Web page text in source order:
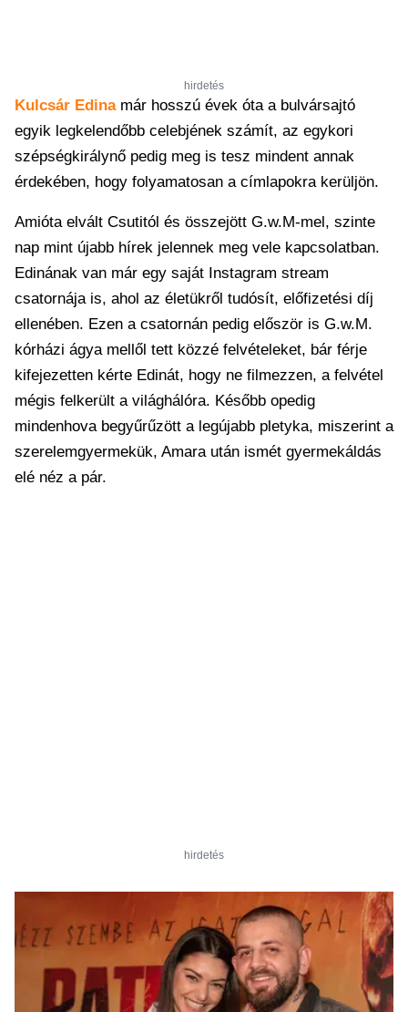
hirdetés
Kulcsár Edinamár hosszú évek óta a bulvársajtó
egyik legkelendőbb celebjének számít, az egykori
szépségkirálynő pedig meg is tesz mindent annak
érdekében, hogy folyamatosan a címlapokra kerüljön.
Amióta elvált Csutitól és összejött G.w.M-mel, szinte
nap mint újabb hírek jelennek meg vele kapcsolatban.
Edinának van már egy saját Instagram stream
csatornája is, ahol az életükről tudósít, előfizetési díj
ellenében. Ezen a csatornán pedig először is G.w.M.
kórházi ágya mellől tett közzé felvételeket, bár férje
kifejezetten kérte Edinát, hogy ne filmezzen, a felvétel
mégis felkerült a világhálóra. Később opedig
mindenhova begyűrűzött a legújabb pletyka, miszerint a
szerelemgyermekük, Amara után ismét gyermekáldás
elé néz a pár.
hirdetés